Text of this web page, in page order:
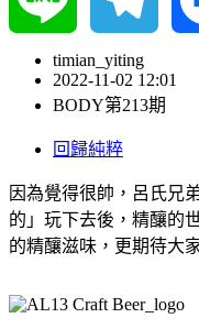
Line Telegram
timian_yiting
2022-11-02 12:01
BODY第213期
回歸純粹
因為覺得很帥，呂氏兄
的」玩下去後，精釀的
的精釀滋味，更期待大